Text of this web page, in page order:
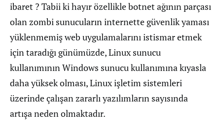
ibaret ? Tabii ki hayır özellikle botnet ağının parçası
olan zombi sunucuların internette güvenlik yaması
yüklenmemiş web uygulamalarını istismar etmek
için taradığı günümüzde, Linux sunucu
kullanımının Windows sunucu kullanımına kıyasla
daha yüksek olması, Linux işletim sistemleri
üzerinde çalışan zararlı yazılımların sayısında
artışa neden olmaktadır.